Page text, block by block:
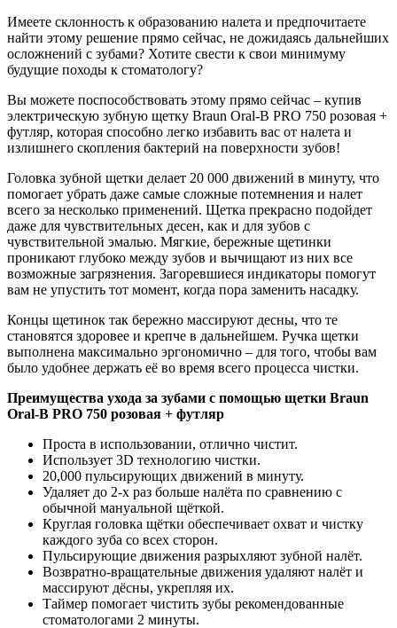
Имеете склонность к образованию налета и предпочитаете
найти этому решение прямо сейчас, не дожидаясь дальнейших
осложнений с зубами? Хотите свести к свои минимуму
будущие походы к стоматологу?
Вы можете поспособствовать этому прямо сейчас – купив
электрическую зубную щетку Braun Oral-B PRO 750 розовая +
футляр, которая способно легко избавить вас от налета и
излишнего скопления бактерий на поверхности зубов!
Головка зубной щетки делает 20 000 движений в минуту, что
помогает убрать даже самые сложные потемнения и налет
всего за несколько применений. Щетка прекрасно подойдет
даже для чувствительных десен, как и для зубов с
чувствительной эмалью. Мягкие, бережные щетинки
проникают глубоко между зубов и вычищают из них все
возможные загрязнения. Загоревшиеся индикаторы помогут
вам не упустить тот момент, когда пора заменить насадку.
Концы щетинок так бережно массируют десны, что те
становятся здоровее и крепче в дальнейшем. Ручка щетки
выполнена максимально эргономично – для того, чтобы вам
было удобнее держать её во время всего процесса чистки.
Преимущества ухода за зубами с помощью щетки Braun
Oral-B PRO 750 розовая + футляр
Проста в использовании, отлично чистит.
Использует 3D технологию чистки.
20,000 пульсирующих движений в минуту.
Удаляет до 2-х раз больше налёта по сравнению с
обычной мануальной щёткой.
Круглая головка щётки обеспечивает охват и чистку
каждого зуба со всех сторон.
Пульсирующие движения разрыхляют зубной налёт.
Возвратно-вращательные движения удаляют налёт и
массируют дёсны, укрепляя их.
Таймер помогает чистить зубы рекомендованные
стоматологами 2 минуты.